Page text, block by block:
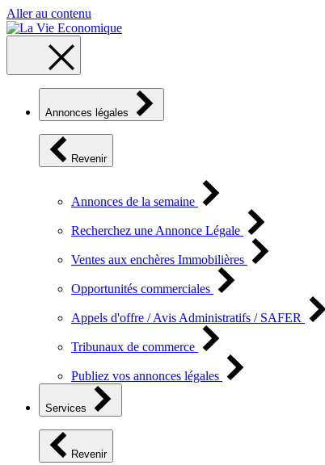
Aller au contenu
Annonces légales
Revenir
Annonces de la semaine
Recherchez une Annonce Légale
Ventes aux enchères Immobilières
Opportunités commerciales
Appels d'offre / Avis Administratifs / SAFER
Tribunaux de commerce
Publiez vos annonces légales
Services
Revenir